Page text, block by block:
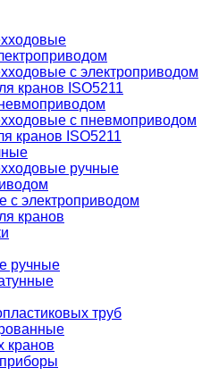
с электроприводом
кранов ISO5211
с пневмоприводом
кранов ISO5211
ручные
с электроприводом
кранов
ручные
труб
кранов